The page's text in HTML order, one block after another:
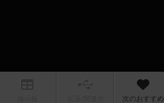
次のおすすめ